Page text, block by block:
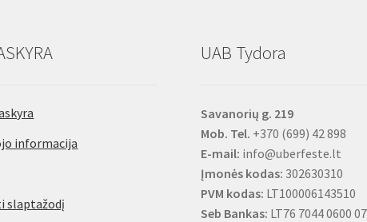
informacija
slaptažodį
UAB Tydora
Savanorių g. 219
Mob. Tel. +370 (699) 42 898
E-mail: info@uberfeste.lt
Įmonės kodas: 302630310
PVM kodas: LT100006143510
Seb Bankas: LT76 7044 0600